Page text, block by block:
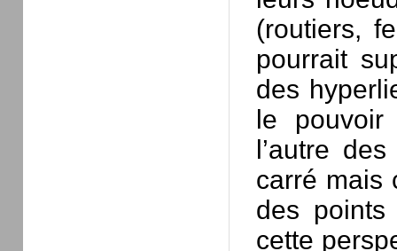
(routiers,
pourrait
des
le
l’autre
carré mais
des points
cette